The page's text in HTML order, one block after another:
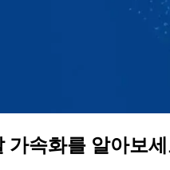
속화를 알아보세